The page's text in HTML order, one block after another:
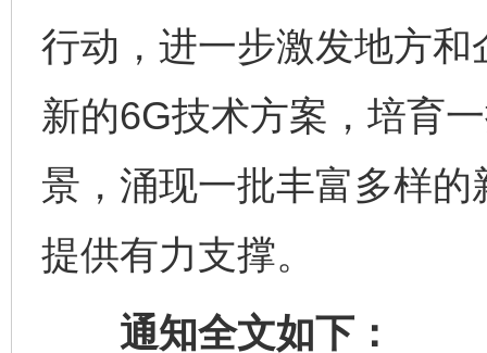
行动，进一步激发地方
新的6G技术方案，培育
景，涌现一批丰富多样
提供有力支撑。
通知全文如下：